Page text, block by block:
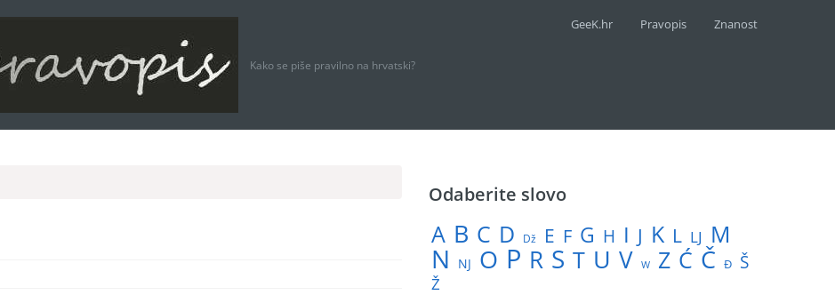
Kako se piše pravilno na hrvatski?
GeeK.hr Pravopis Znanost
Odaberite slovo
A B C D Dž E F G H I J K L LJ M
N NJ O P R S T U V W Z Ć Č Đ Š
Ž